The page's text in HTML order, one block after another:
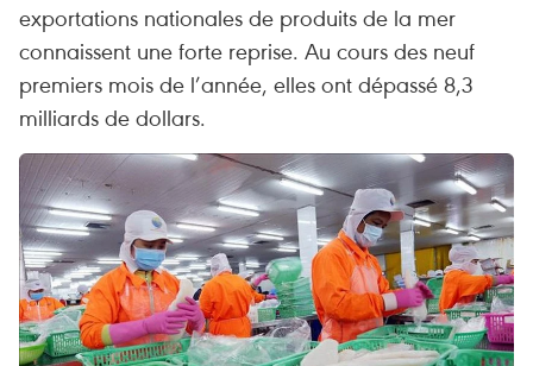
exportations nationales de produits de la mer
connaissent une forte reprise. Au cours des neuf
premiers mois de l’année, elles ont dépassé 8,3
milliards de dollars.